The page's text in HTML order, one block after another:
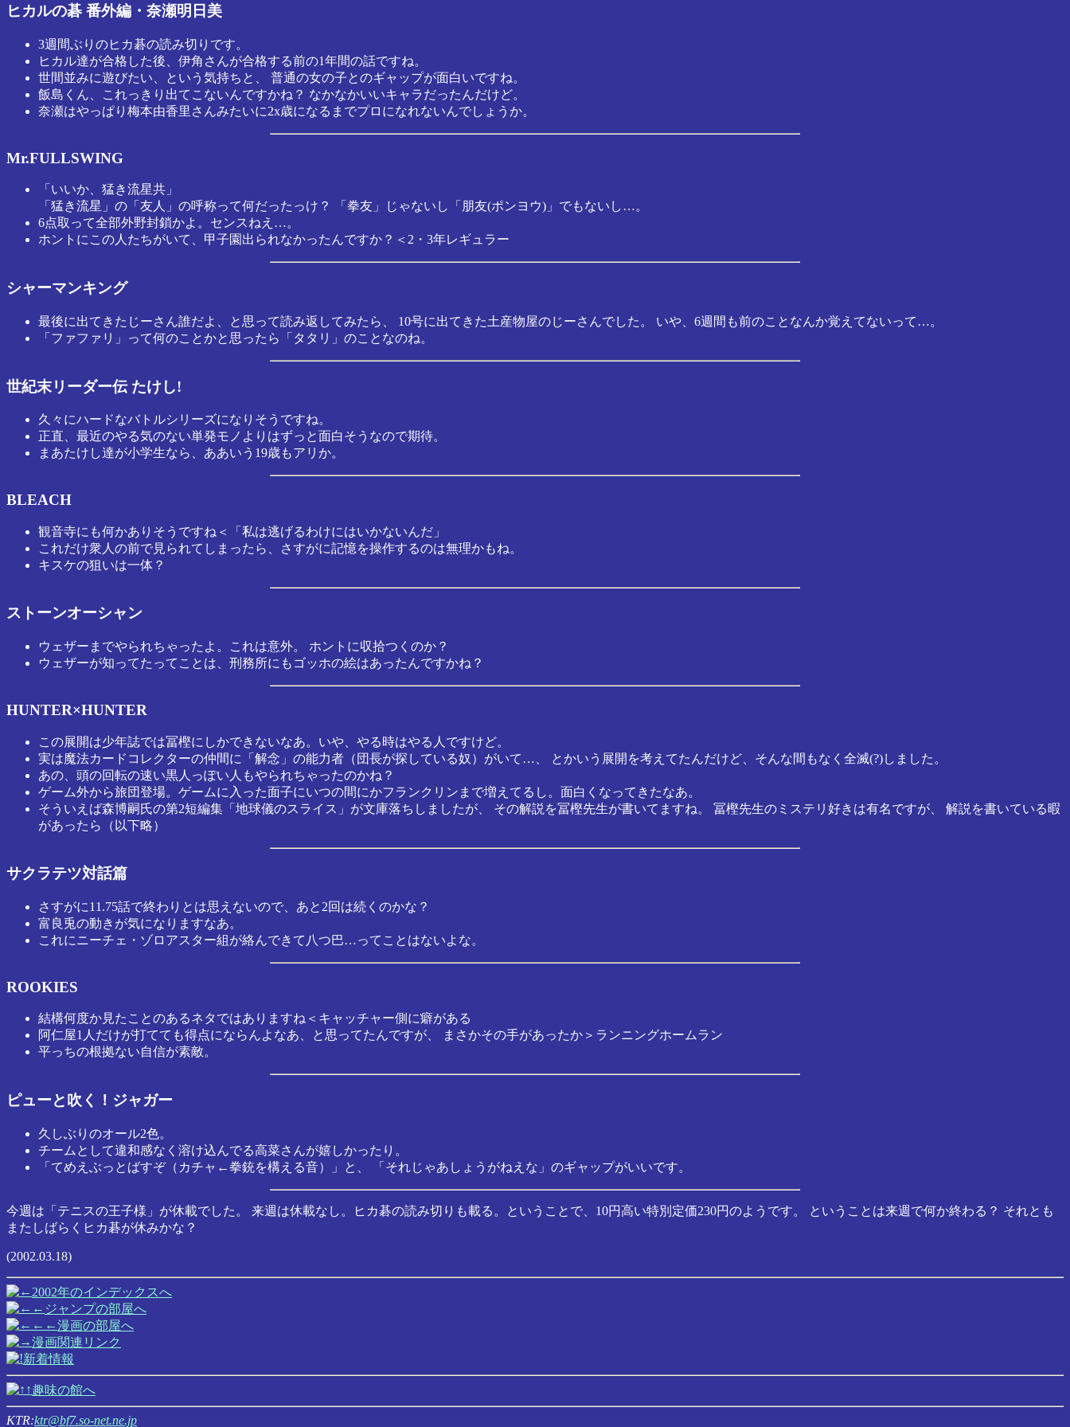
ヒカルの碁 番外編・奈瀬明日美
3週間ぶりのヒカ碁の読み切りです。
ヒカル達が合格した後、伊角さんが合格する前の1年間の話ですね。
世間並みに遊びたい、という気持ちと、 普通の女の子とのギャップが面白いですね。
飯島くん、これっきり出てこないんですかね？ なかなかいいキャラだったんだけど。
奈瀬はやっぱり梅本由香里さんみたいに2x歳になるまでプロになれないんでしょうか。
Mr.FULLSWING
「いいか、猛き流星共」
「猛き流星」の「友人」の呼称って何だったっけ？ 「拳友」じゃないし「朋友(ポンヨウ)」でもないし…。
6点取って全部外野封鎖かよ。センスねえ…。
ホントにこの人たちがいて、甲子園出られなかったんですか？＜2・3年レギュラー
シャーマンキング
最後に出てきたじーさん誰だよ、と思って読み返してみたら、 10号に出てきた土産物屋のじーさんでした。 いや、6週間も前のことなんか覚えてないって…。
「ファファリ」って何のことかと思ったら「タタリ」のことなのね。
世紀末リーダー伝 たけし!
久々にハードなバトルシリーズになりそうですね。
正直、最近のやる気のない単発モノよりはずっと面白そうなので期待。
まあたけし達が小学生なら、ああいう19歳もアリか。
BLEACH
観音寺にも何かありそうですね＜「私は逃げるわけにはいかないんだ」
これだけ衆人の前で見られてしまったら、さすがに記憶を操作するのは無理かもね。
キスケの狙いは一体？
ストーンオーシャン
ウェザーまでやられちゃったよ。これは意外。 ホントに収拾つくのか？
ウェザーが知ってたってことは、刑務所にもゴッホの絵はあったんですかね？
HUNTER×HUNTER
この展開は少年誌では冨樫にしかできないなあ。いや、やる時はやる人ですけど。
実は魔法カードコレクターの仲間に「解念」の能力者（団長が探している奴）がいて…、 とかいう展開を考えてたんだけど、そんな間もなく全滅(?)しました。
あの、頭の回転の速い黒人っぽい人もやられちゃったのかね？
ゲーム外から旅団登場。ゲームに入った面子にいつの間にかフランクリンまで増えてるし。面白くなってきたなあ。
そういえば森博嗣氏の第2短編集「地球儀のスライス」が文庫落ちしましたが、 その解説を冨樫先生が書いてますね。 冨樫先生のミステリ好きは有名ですが、 解説を書いている暇
があったら（以下略）
サクラテツ対話篇
さすがに11.75話で終わりとは思えないので、あと2回は続くのかな？
富良兎の動きが気になりますなあ。
これにニーチェ・ゾロアスター組が絡んできて八つ巴…ってことはないよな。
ROOKIES
結構何度か見たことのあるネタではありますね＜キャッチャー側に癖がある
阿仁屋1人だけが打てても得点にならんよなあ、と思ってたんですが、 まさかその手があったか＞ランニングホームラン
平っちの根拠ない自信が素敵。
ピューと吹く！ジャガー
久しぶりのオール2色。
チームとして違和感なく溶け込んでる高菜さんが嬉しかったり。
「てめえぶっとばすぞ（カチャ←拳銃を構える音）」と、 「それじゃあしょうがねえな」のギャップがいいです。
今週は「テニスの王子様」が休載でした。 来週は休載なし。ヒカ碁の読み切りも載る。ということで、10円高い特別定価230円のようです。 ということは来週で何か終わる？ それとも
またしばらくヒカ碁が休みかな？
(2002.03.18)
2002年のインデックスへ
ジャンプの部屋へ
漫画の部屋へ
漫画関連リンク
新着情報
趣味の館へ
KTR:ktr@bf7.so-net.ne.jp